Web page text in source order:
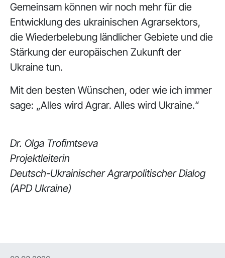
Gemeinsam können wir noch mehr für die
Entwicklung des ukrainischen Agrarsektors,
die Wiederbelebung ländlicher Gebiete und die
Stärkung der europäischen Zukunft der
Ukraine tun.
Mit den besten Wünschen, oder wie ich immer
sage: „Alles wird Agrar. Alles wird Ukraine.“
Dr. Olga Trofimtseva
Projektleiterin
Deutsch-Ukrainischer Agrarpolitischer Dialog
(APD Ukraine)